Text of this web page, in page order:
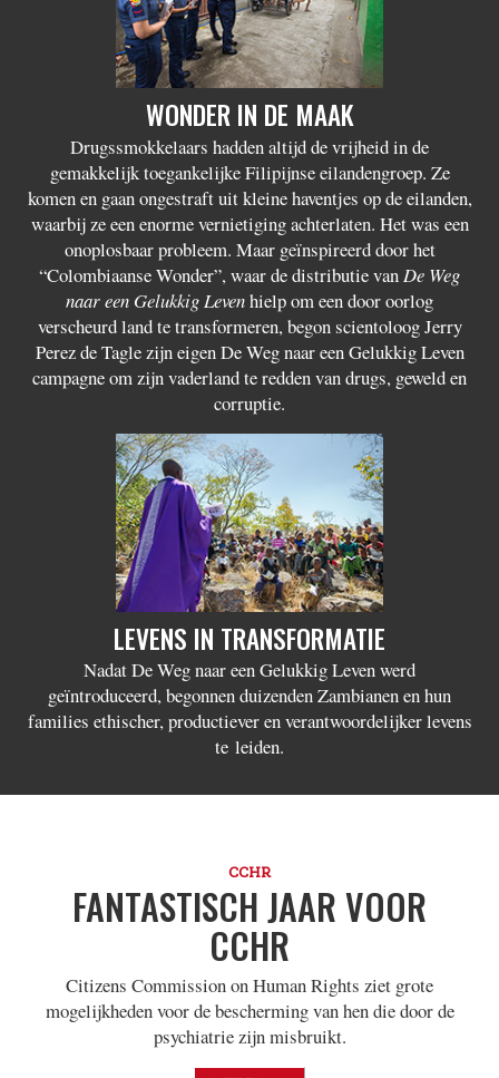
WONDER IN DE MAAK
Drugssmokkelaars hadden altijd de vrijheid in de
gemakkelijk toegankelijke Filipijnse eilandengroep. Ze
komen en gaan ongestraft uit kleine haventjes op de eilanden,
waarbij ze een enorme vernietiging achterlaten. Het was een
onoplosbaar probleem. Maar geïnspireerd door het
“Colombiaanse Wonder”, waar de distributie vanDe Weg
naar een Gelukkig Levenhielp om een door oorlog
verscheurd land te transformeren, begon scientoloog Jerry
Perez de Tagle zijn eigen De Weg naar een Gelukkig Leven
campagne om zijn vaderland te redden van drugs, geweld en
corruptie.
LEVENS IN TRANSFORMATIE
Nadat De Weg naar een Gelukkig Leven werd
geïntroduceerd, begonnen duizenden Zambianen en hun
families ethischer, productiever en verantwoordelijker levens
te leiden.
CCHR
FANTASTISCH JAAR VOOR
CCHR
Citizens Commission on Human Rights ziet grote
mogelijkheden voor de bescherming van hen die door de
psychiatrie zijn misbruikt.